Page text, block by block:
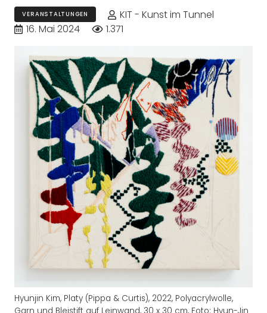
VERANSTALTUNGEN
KIT - Kunst im Tunnel
16. Mai 2024
1.371
Hyunjin Kim, Platy (Pippa & Curtis), 2022, Polyacrylwolle,